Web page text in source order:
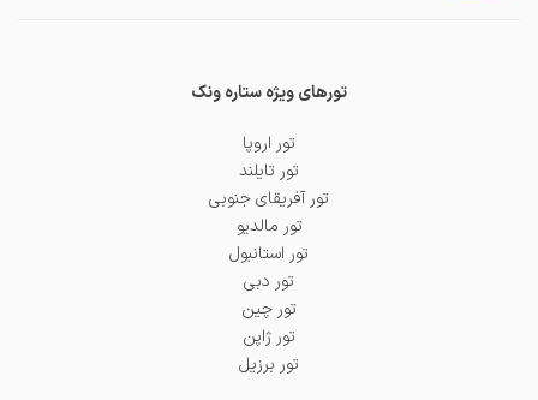
تورهای ویژه ستاره ونک
تور اروپا
تور تایلند
تور آفریقای جنوبی
تور مالدیو
تور استانبول
تور دبی
تور چین
تور ژاپن
تور برزیل